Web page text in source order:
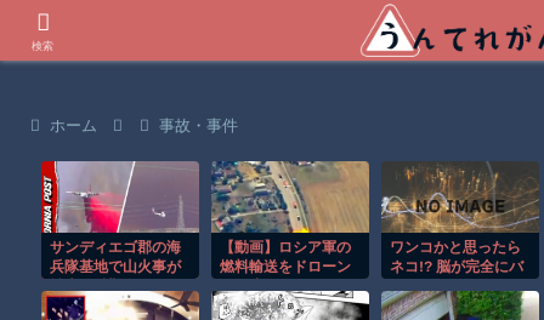
ホーム 事故・事件
サンディエゴ郡の海
兵隊基地で山火事が
【動画】ロシア軍の
燃料輸送をドローン
ナ。
ワンコかと思ったら
ネコ!? 脳が完全にバ
検索